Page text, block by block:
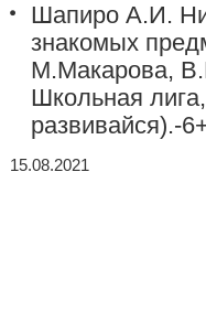
Шапиро А.И.
знакомых
М.Макарова,
Школьная
развивайся).-
15.08.2021